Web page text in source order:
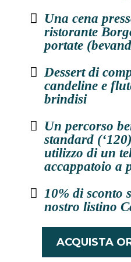
Una cena
ristorante
portate
Dessert di
candeline e
brindisi
Un percorso
standard
utilizzo di un
accappatoio a
10% di sconto
nostro listino
ACQUISTA